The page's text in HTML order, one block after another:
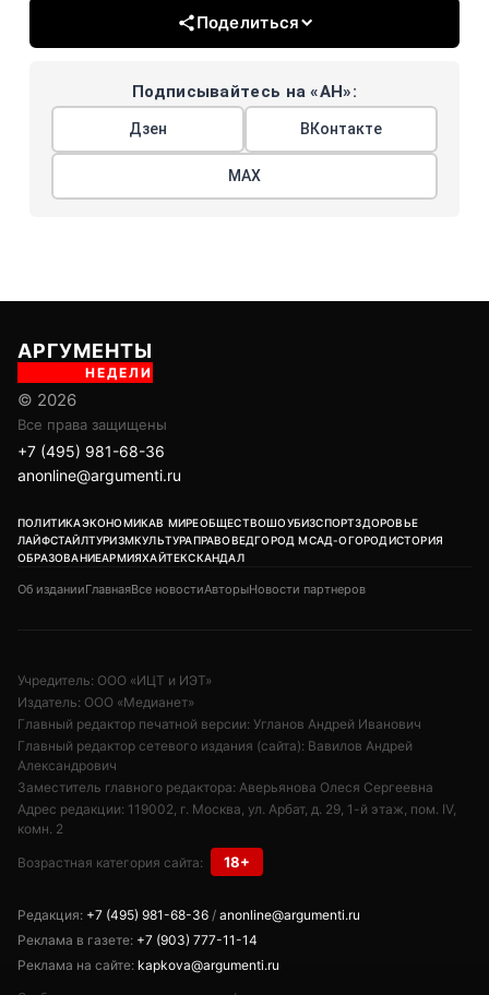
Поделиться
Подписывайтесь на «АН»:
Дзен ВКонтакте
МАХ
АРГУМЕНТЫ
НЕДЕЛИ
© 2026
Все права защищены
+7 (495) 981-68-36
anonline@argumenti.ru
ПОЛИТИКАЭКОНОМИКАВ МИРЕОБЩЕСТВОШОУБИЗСПОРТЗДОРОВЬЕ
ЛАЙФСТАЙЛТУРИЗМКУЛЬТУРАПРАВОВЕДГОРОД МСАД-ОГОРОДИСТОРИЯ
ОБРАЗОВАНИЕАРМИЯХАЙТЕКСКАНДАЛ
Об изданииГлавнаяВсе новостиАвторыНовости партнеров
Учредитель: ООО «ИЦТ и ИЭТ»
Издатель: ООО «Медианет»
Главный редактор печатной версии: Угланов Андрей Иванович
Главный редактор сетевого издания (сайта): Вавилов Андрей
Александрович
Заместитель главного редактора: Аверьянова Олеся Сергеевна
Адрес редакции: 119002, г. Москва, ул. Арбат, д. 29, 1-й этаж, пом. IV,
комн. 2
Возрастная категория сайта: 18+
Редакция: +7 (495) 981-68-36 / anonline@argumenti.ru
Реклама в газете: +7 (903) 777-11-14
Реклама на сайте: kapkova@argumenti.ru